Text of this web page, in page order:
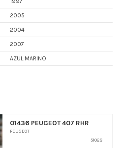
2005
2004
2007
AZUL MARINO
01436 PEUGEOT 407 RHR
PEUGEOT
51028